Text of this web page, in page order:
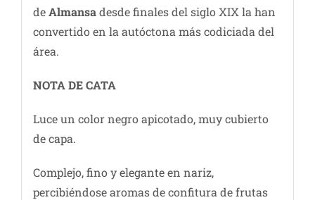
deAlmansadesde finales del siglo XIX la han
convertido en la autóctona más codiciada del
área.
NOTA DE CATA
Luce un color negro apicotado, muy cubierto
de capa.
Complejo, fino y elegante en nariz,
percibiéndose aromas de confitura de frutas